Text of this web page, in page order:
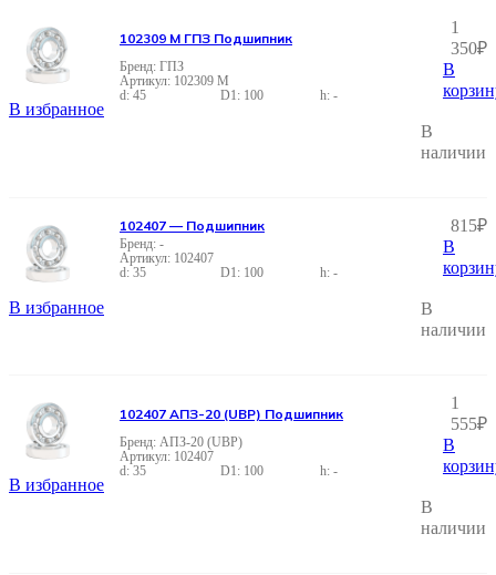
В избранное
102309 М
45
100 -
ГПЗ
102309 М ГПЗ Подшипник
1
350₽
В
В
наличии
В избранное
102407
35
100 -
-
102407 — Подшипник 815₽
В
В
наличии
В избранное
102407
35
100 -
АПЗ-20 (UBP)
102407 АПЗ-20 (UBP) Подшипник
1
555₽
В
В
наличии